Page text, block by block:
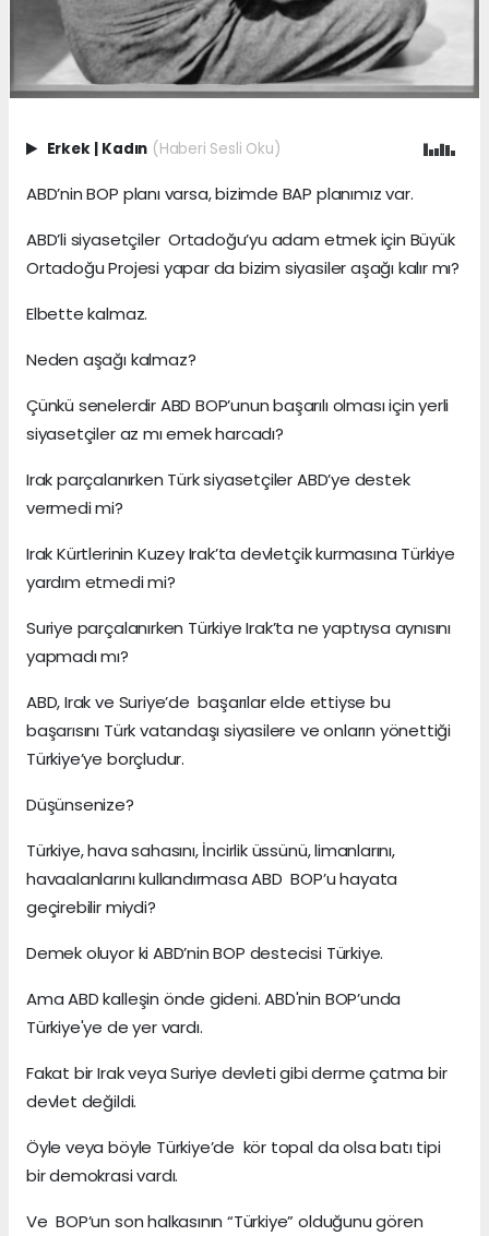
Erkek | Kadın (Haberi Sesli Oku)
ABD’nin BOP planı varsa, bizimde BAP planımız var.
ABD’li siyasetçiler Ortadoğu’yu adam etmek için Büyük
Ortadoğu Projesi yapar da bizim siyasiler aşağı kalır mı?
Elbette kalmaz.
Neden aşağı kalmaz?
Çünkü senelerdir ABD BOP’unun başarılı olması için yerli
siyasetçiler az mı emek harcadı?
Irak parçalanırken Türk siyasetçiler ABD’ye destek
vermedi mi?
Irak Kürtlerinin Kuzey Irak’ta devletçik kurmasına Türkiye
yardım etmedi mi?
Suriye parçalanırken Türkiye Irak’ta ne yaptıysa aynısını
yapmadı mı?
ABD, Irak ve Suriye’de başarılar elde ettiyse bu
başarısını Türk vatandaşı siyasilere ve onların yönettiği
Türkiye’ye borçludur.
Düşünsenize?
Türkiye, hava sahasını, İncirlik üssünü, limanlarını,
havaalanlarını kullandırmasa ABD BOP’u hayata
geçirebilir miydi?
Demek oluyor ki ABD’nin BOP destecisi Türkiye.
Ama ABD kalleşin önde gideni. ABD'nin BOP’unda
Türkiye'ye de yer vardı.
Fakat bir Irak veya Suriye devleti gibi derme çatma bir
devlet değildi.
Öyle veya böyle Türkiye’de kör topal da olsa batı tipi
bir demokrasi vardı.
Ve BOP’un son halkasının “Türkiye” olduğunu gören